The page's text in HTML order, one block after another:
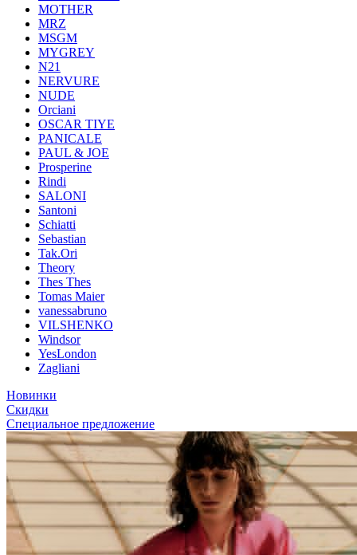
MOTHER
MRZ
MSGM
MYGREY
N21
NERVURE
NUDE
Orciani
OSCAR TIYE
PANICALE
PAUL & JOE
Prosperine
Rindi
SALONI
Santoni
Schiatti
Sebastian
Tak.Ori
Theory
Thes Thes
Tomas Maier
vanessabruno
VILSHENKO
Windsor
YesLondon
Zagliani
Новинки
Скидки
Специальное предложение